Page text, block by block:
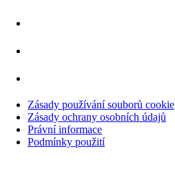
Zásady používání souborů cookie
Zásady ochrany osobních údajů
Právní informace
Podmínky použití